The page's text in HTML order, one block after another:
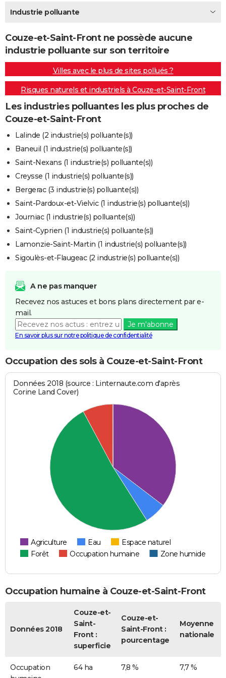
Destinations
City break
Voyage nature
Voyage de noces
Forum
Climat
+PHOTO
GUIDES D'ACHAT
BONS PLANS
CARTE DE VOEUX
Carte de Noël
Carte Bonne année
Carte Saint-Valentin
Carte Pâques
Carte d'anniversaire
DICTIONNAIRE
Dictionnaire
Biographies
Citations
Expressions
Proverbes
PROGRAMME TV
COPAINS D'AVANT
S'inscrire
Se connecter
Lycées
Collèges
Primaires
Universités
Entreprises
Service militaire
Avis de recherche
AVIS DE DÉCÈS
FORUM
Bricolage
Lifestyle
Culture
Sport
Auto
Television
Voyage
Cinema
Industrie polluante
Couze-et-Saint-Front ne possède aucune
industrie polluante sur son territoire
Villes avec le plus de sites pollués ?
Risques naturels et industriels à Couze-et-Saint-Front
Les industries polluantes les plus proches de
Couze-et-Saint-Front
Lalinde (2 industrie(s) polluante(s))
Baneuil (1 industrie(s) polluante(s))
Saint-Nexans (1 industrie(s) polluante(s))
Creysse (1 industrie(s) polluante(s))
Bergerac (3 industrie(s) polluante(s))
Saint-Pardoux-et-Vielvic (1 industrie(s) polluante(s))
Journiac (1 industrie(s) polluante(s))
Saint-Cyprien (1 industrie(s) polluante(s))
Lamonzie-Saint-Martin (1 industrie(s) polluante(s))
Sigoulès-et-Flaugeac (2 industrie(s) polluante(s))
A ne pas manquer
Recevez nos astuces et bons plans directement par e-
mail.
Je m'abonne
En savoir plus sur notre politique de confidentialité
Occupation des sols à Couze-et-Saint-Front
Données 2018 (source : Linternaute.com d'après
Corine Land Cover)
Agriculture Eau
Espace naturel
Forêt
Occupation humaine Zone humide
Occupation humaine à Couze-et-Saint-Front
Données 2018
Couze-et-
Saint-
Front :
superficie
Couze-et-
Saint-Front :
pourcentage
Moyenne
nationale
Occupation
64 ha 7,8 % 7,7 %